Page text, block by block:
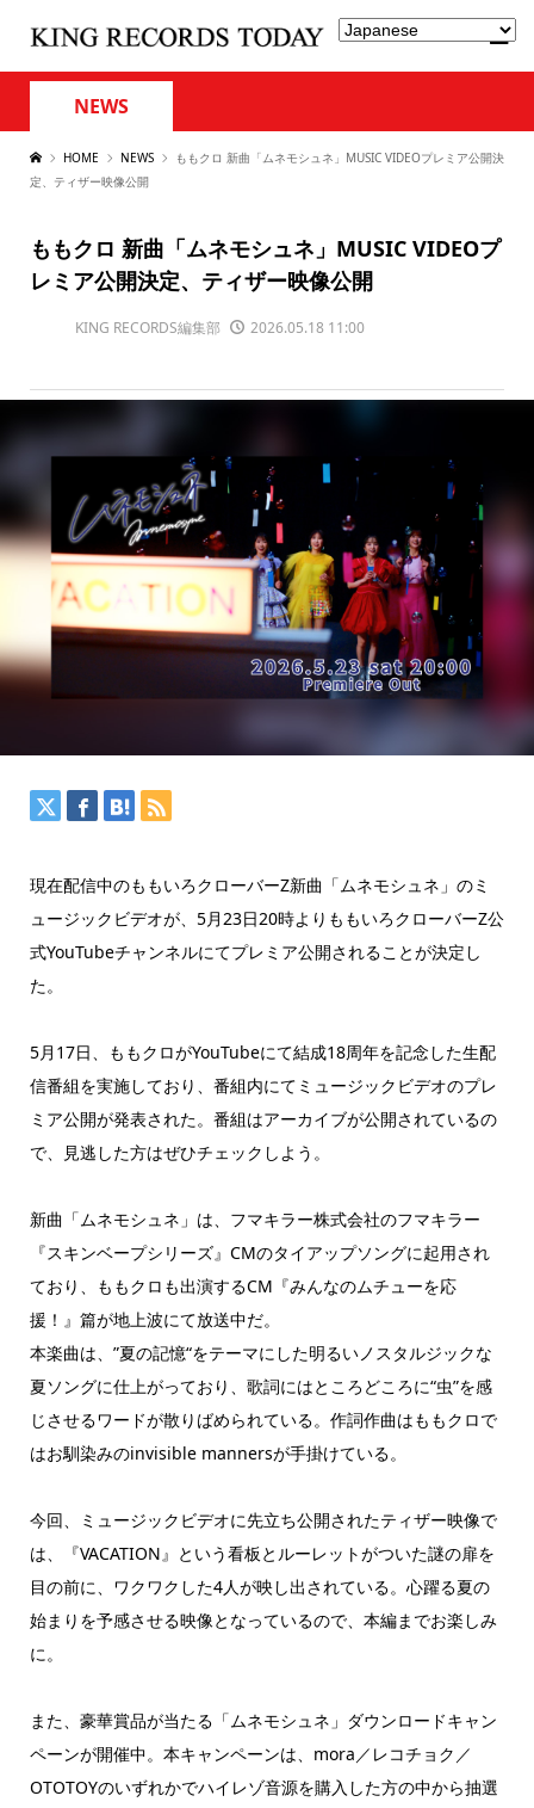
NEWS
HOME NEWS
ももクロ 新曲「ムネモシュネ」MUSIC VIDEOプレミア公開決
定、ティザー映像公開
ももクロ 新曲「ムネモシュネ」MUSIC VIDEOプ
レミア公開決定、ティザー映像公開
KING RECORDS編集部 2026.05.18 11:00
現在配信中のももいろクローバーZ新曲「ムネモシュネ」のミ
ュージックビデオが、5月23日20時よりももいろクローバーZ公
式YouTubeチャンネルにてプレミア公開されることが決定し
た。
5月17日、ももクロがYouTubeにて結成18周年を記念した生配
信番組を実施しており、番組内にてミュージックビデオのプレ
ミア公開が発表された。番組はアーカイブが公開されているの
で、見逃した方はぜひチェックしよう。
新曲「ムネモシュネ」は、フマキラー株式会社のフマキラー
『スキンベープシリーズ』CMのタイアップソングに起用され
ており、ももクロも出演するCM『みんなのムチューを応
援！』篇が地上波にて放送中だ。
本楽曲は、”夏の記憶“をテーマにした明るいノスタルジックな
夏ソングに仕上がっており、歌詞にはところどころに“虫”を感
じさせるワードが散りばめられている。作詞作曲はももクロで
はお馴染みのinvisible mannersが手掛けている。
今回、ミュージックビデオに先立ち公開されたティザー映像で
は、『VACATION』という看板とルーレットがついた謎の扉を
目の前に、ワクワクした4人が映し出されている。心躍る夏の
始まりを予感させる映像となっているので、本編までお楽しみ
に。
また、豪華賞品が当たる「ムネモシュネ」ダウンロードキャン
ペーンが開催中。本キャンペーンは、mora／レコチョク／
OTOTOYのいずれかでハイレゾ音源を購入した方の中から抽選